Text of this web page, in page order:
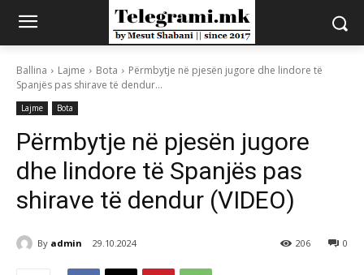
Ballina Lajme Bota
Përmbytje në pjesën jugore dhe lindore të
Spanjës pas shirave të dendur...
Lajme Bota
Përmbytje në pjesën jugore
dhe lindore të Spanjës pas
shirave të dendur (VIDEO)
By admin 29.10.2024 0
206